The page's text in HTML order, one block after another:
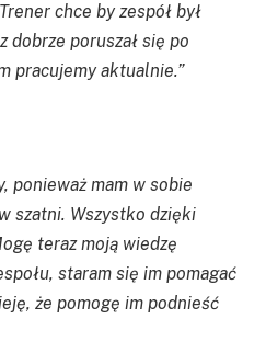
chce by zespół był
dobrze poruszał się po
pracujemy aktualnie.”
ponieważ mam w sobie
szatni. Wszystko dzięki
teraz moją wiedzę
staram się im pomagać
że pomogę im podnieść